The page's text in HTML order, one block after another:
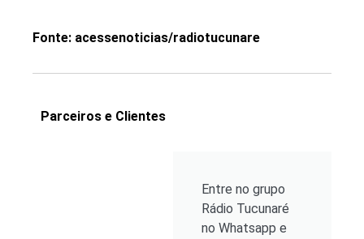
Fonte: acessenoticias/radiotucunare
Parceiros e Clientes
Entre no grupo
Rádio Tucunaré
no Whatsapp e